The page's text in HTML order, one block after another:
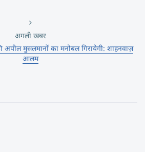
अगली खबर
अपील मुसलमानों का मनोबल गिरायेगी: शाहनवाज़
आलम